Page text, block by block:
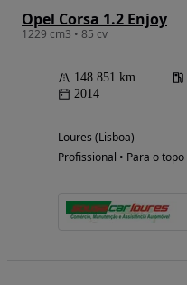
Opel Corsa 1.2 Enjoy
1229 cm3 • 85 cv
148 851 km
2014
Loures (Lisboa)
Profissional • Para o topo